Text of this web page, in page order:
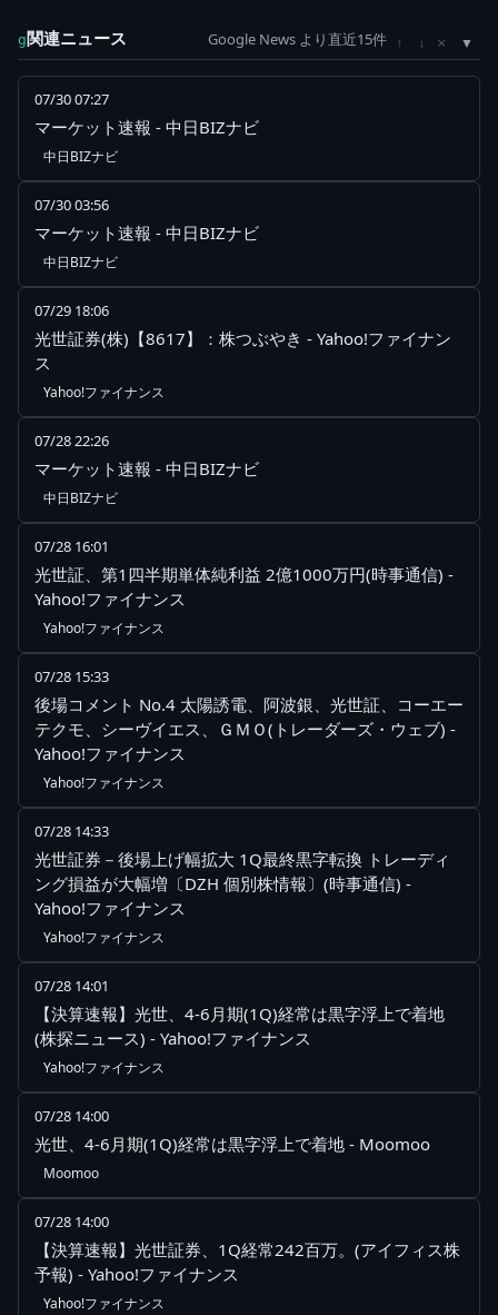
g関連ニュース Google News より直近15件 ↑ ↓ ×
07/30 07:27
マーケット速報 - 中日BIZナビ
中日BIZナビ
07/30 03:56
マーケット速報 - 中日BIZナビ
中日BIZナビ
07/29 18:06
光世証券(株)【8617】：株つぶやき - Yahoo!ファイナン
ス
Yahoo!ファイナンス
07/28 22:26
マーケット速報 - 中日BIZナビ
中日BIZナビ
07/28 16:01
光世証、第1四半期単体純利益 2億1000万円(時事通信) -
Yahoo!ファイナンス
Yahoo!ファイナンス
07/28 15:33
後場コメント No.4 太陽誘電、阿波銀、光世証、コーエー
テクモ、シーヴイエス、ＧＭＯ(トレーダーズ・ウェブ) -
Yahoo!ファイナンス
Yahoo!ファイナンス
07/28 14:33
光世証券－後場上げ幅拡大 1Q最終黒字転換 トレーディ
ング損益が大幅増〔DZH 個別株情報〕(時事通信) -
Yahoo!ファイナンス
Yahoo!ファイナンス
07/28 14:01
【決算速報】光世、4-6月期(1Q)経常は黒字浮上で着地
(株探ニュース) - Yahoo!ファイナンス
Yahoo!ファイナンス
07/28 14:00
光世、4-6月期(1Q)経常は黒字浮上で着地 - Moomoo
Moomoo
07/28 14:00
【決算速報】光世証券、1Q経常242百万。(アイフィス株
予報) - Yahoo!ファイナンス
Yahoo!ファイナンス